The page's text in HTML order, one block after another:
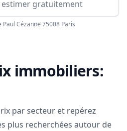
Paul Cézanne 75008 Paris
immobiliers:
par secteur et repérez
plus recherchées autour de